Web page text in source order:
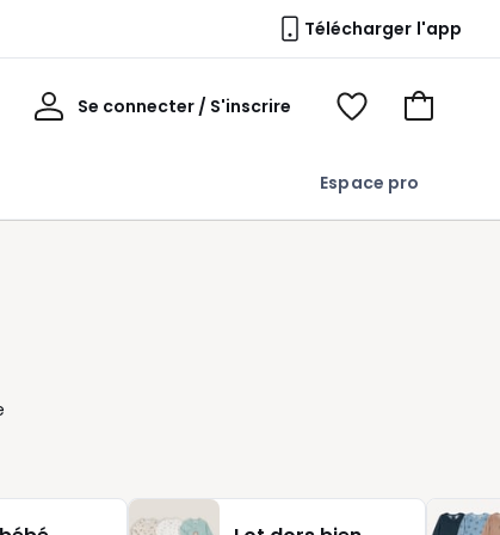
Télécharger l'app
Espace pro
Se connecter / S'inscrire
Mon
Voir
Voir